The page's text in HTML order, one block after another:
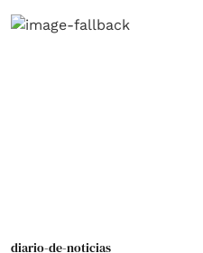
diario-de-noticias